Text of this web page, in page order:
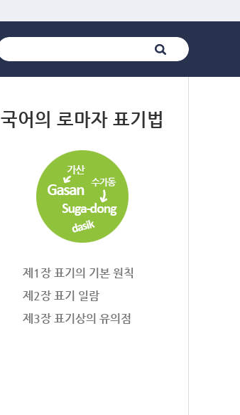
국어의 로마자 표기법
제1장 표기의 기본 원칙
제2장 표기 일람
제3장 표기상의 유의점